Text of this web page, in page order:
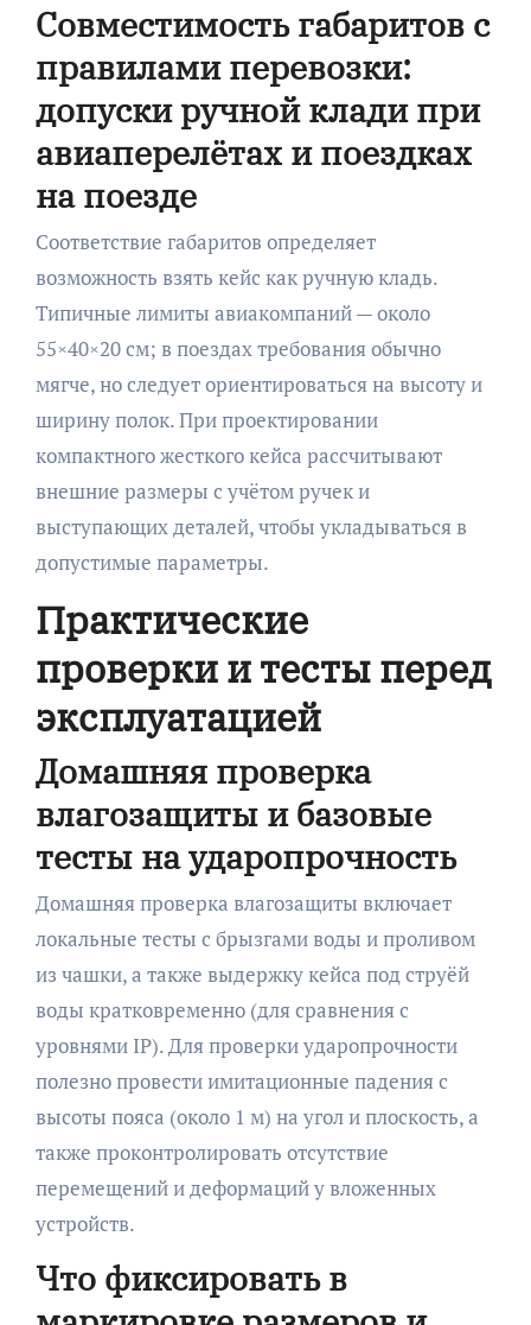
Совместимость габаритов с
правилами перевозки:
допуски ручной клади при
авиаперелётах и поездках
на поезде
Соответствие габаритов определяет
возможность взять кейс как ручную кладь.
Типичные лимиты авиакомпаний — около
55×40×20 см; в поездах требования обычно
мягче, но следует ориентироваться на высоту и
ширину полок. При проектировании
компактного жесткого кейса рассчитывают
внешние размеры с учётом ручек и
выступающих деталей, чтобы укладываться в
допустимые параметры.
Практические
проверки и тесты перед
эксплуатацией
Домашняя проверка
влагозащиты и базовые
тесты на ударопрочность
Домашняя проверка влагозащиты включает
локальные тесты с брызгами воды и проливом
из чашки, а также выдержку кейса под струёй
воды кратковременно (для сравнения с
уровнями IP). Для проверки ударопрочности
полезно провести имитационные падения с
высоты пояса (около 1 м) на угол и плоскость, а
также проконтролировать отсутствие
перемещений и деформаций у вложенных
устройств.
Что фиксировать в